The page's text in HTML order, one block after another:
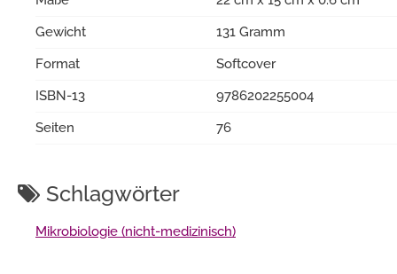
Gewicht
131 Gramm
Format
Softcover
ISBN-13
9786202255004
Seiten
76
Schlagwörter
Mikrobiologie (nicht-medizinisch)